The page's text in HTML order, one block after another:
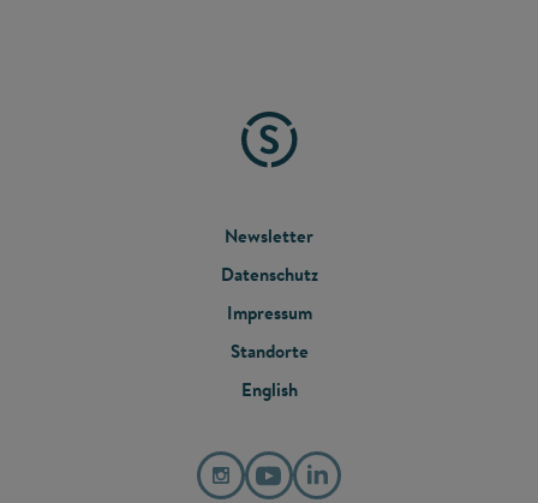
FOOTER
MENU
Newsletter
Datenschutz
Impressum
Standorte
English